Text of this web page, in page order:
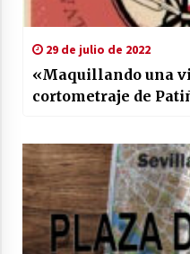
29 de julio de 2022
«Maquillando una
cortometraje de